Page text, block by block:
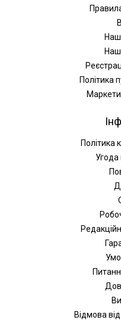
Політика
Політика
Угода
Відмова